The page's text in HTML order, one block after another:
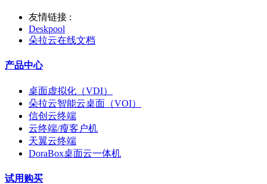
友情链接 :
Deskpool
朵拉云在线文档
产品中心
桌面虚拟化（VDI）
朵拉云智能云桌面（VOI）
信创云终端
云终端/瘦客户机
天翼云终端
DoraBox桌面云一体机
试用购买